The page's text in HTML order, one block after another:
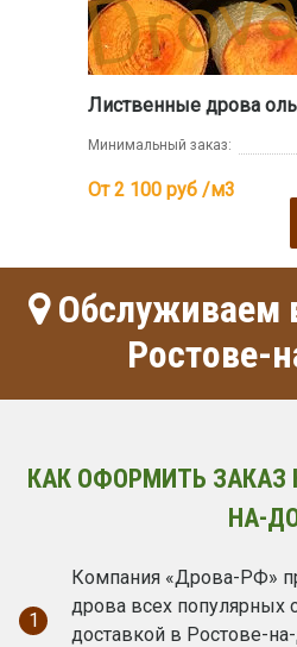
Лиственные дрова
Минимальный заказ:
От 2 100 руб /м3
Обслуживаем
Ростове-
КАК ОФОРМИТЬ ЗАКАЗ
НА-
1
Компания «Дрова-РФ»
дрова всех популярных
доставкой в Ростове-